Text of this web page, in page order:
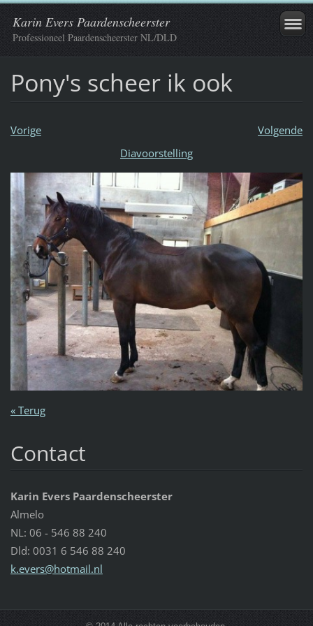
Karin Evers Paardenscheerster
Professioneel Paardenscheerster NL/DLD
Pony's scheer ik ook
Vorige
Volgende
Diavoorstelling
« Terug
Contact
Karin Evers Paardenscheerster
Almelo
NL: 06 - 546 88 240
Dld: 0031 6 546 88 240
k.evers@hotmail.nl